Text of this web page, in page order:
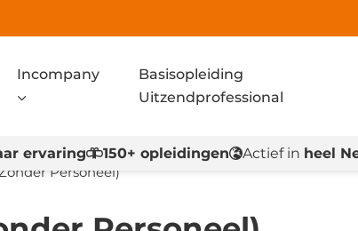
Incompany
Basisopleiding
Uitzendprofessional
ervaring 150+ opleidingen Actief in heel
Personeel)